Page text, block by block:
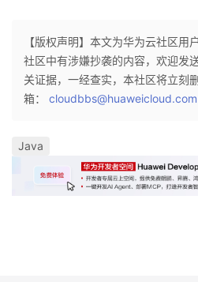
【版权声明】本文为华为云社区用
社区中有涉嫌抄袭的内容，欢迎发
关证据，一经查实，本社区将立刻
箱： cloudbbs@huaweicloud.com
Java